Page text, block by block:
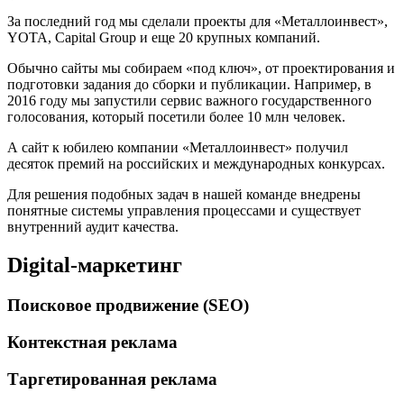
За последний год мы сделали проекты для «Металлоинвест»,
YOTA, Capital Group и еще 20 крупных компаний.
Обычно сайты мы собираем «под ключ», от проектирования и
подготовки задания до сборки и публикации. Например, в
2016 году мы запустили сервис важного государственного
голосования, который посетили более 10 млн человек.
А сайт к юбилею компании «Металлоинвест» получил
десяток премий на российских и международных конкурсах.
Для решения подобных задач в нашей команде внедрены
понятные системы управления процессами и существует
внутренний аудит качества.
Digital-маркетинг
Поисковое продвижение (SEO)
Контекстная реклама
Таргетированная реклама